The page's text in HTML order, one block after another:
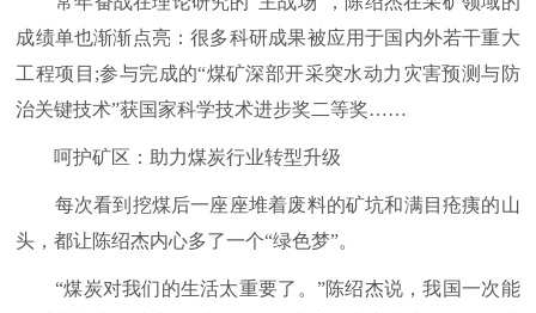
成绩单也渐渐点亮：很多科研成果被应用于国内外若干重大
工程项目;参与完成的“煤矿深部开采突水动力灾害预测与防
治关键技术”获国家科学技术进步奖二等奖……
呵护矿区：助力煤炭行业转型升级
每次看到挖煤后一座座堆着废料的矿坑和满目疮痍的山
头，都让陈绍杰内心多了一个“绿色梦”。
“煤炭对我们的生活太重要了。”陈绍杰说，我国一次能